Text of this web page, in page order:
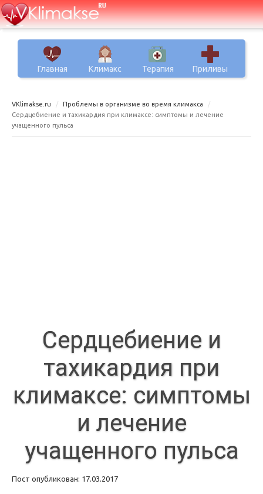
Главная Климакс Терапия Приливы
VKlimakse.ru
Проблемы в организме во время климакса
Сердцебиение и тахикардия при климаксе: симптомы и лечение
учащенного пульса
Сердцебиение и
тахикардия при
климаксе: симптомы
и лечение
учащенного пульса
Пост опубликован: 17.03.2017